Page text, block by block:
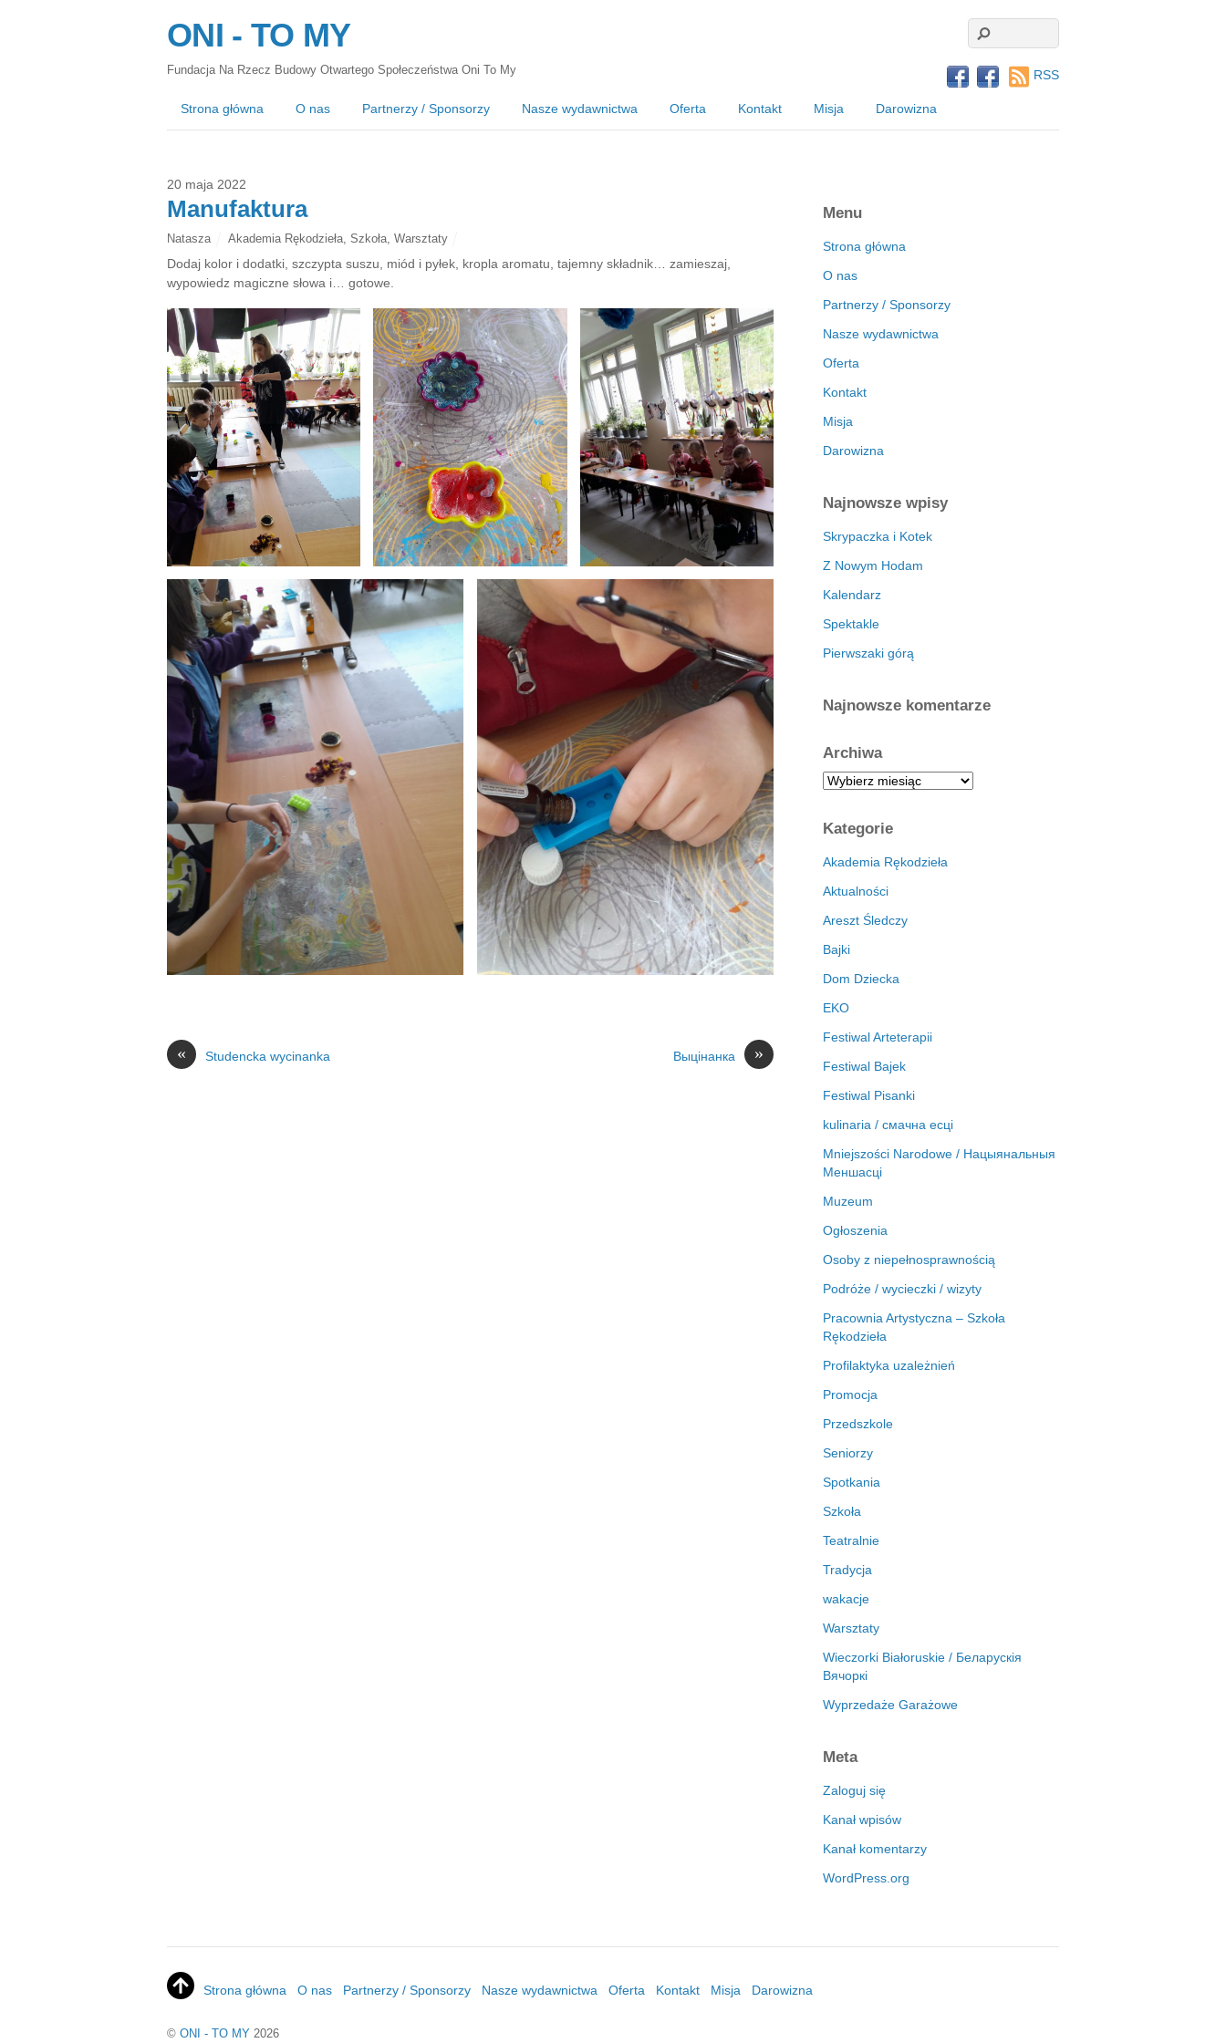
ONI - TO MY
Fundacja Na Rzecz Budowy Otwartego Społeczeństwa Oni To My
Strona główna O nas Partnerzy / Sponsorzy Nasze wydawnictwa Oferta Kontakt Misja Darowizna
RSS
20 maja 2022
Manufaktura
Natasza Akademia Rękodzieła, Szkoła, Warsztaty
Dodaj kolor i dodatki, szczypta suszu, miód i pyłek, kropla aromatu, tajemny składnik… zamieszaj,
wypowiedz magiczne słowa i… gotowe.
« Studencka wycinanka »
Выцінанка
Menu
Strona główna
O nas
Partnerzy / Sponsorzy
Nasze wydawnictwa
Oferta
Kontakt
Misja
Darowizna
Najnowsze wpisy
Skrypaczka i Kotek
Z Nowym Hodam
Kalendarz
Spektakle
Pierwszaki górą
Najnowsze komentarze
Archiwa
A
h
i
a
Kategorie
Akademia Rękodzieła
Aktualności
Areszt Śledczy
Bajki
Dom Dziecka
EKO
Festiwal Arteterapii
Festiwal Bajek
Festiwal Pisanki
kulinaria / смачна есці
Mniejszości Narodowe / Нацыянальныя
Меншасці
Muzeum
Ogłoszenia
Osoby z niepełnosprawnością
Podróże / wycieczki / wizyty
Pracownia Artystyczna – Szkoła
Rękodzieła
Profilaktyka uzależnień
Promocja
Przedszkole
Seniorzy
Spotkania
Szkoła
Teatralnie
Tradycja
wakacje
Warsztaty
Wieczorki Białoruskie / Беларускія
Вячоркі
Wyprzedaże Garażowe
Meta
Zaloguj się
Kanał wpisów
Kanał komentarzy
WordPress.org
Strona główna O nas Partnerzy / Sponsorzy Nasze wydawnictwa Oferta Kontakt Misja Darowizna
© ONI - TO MY 2026